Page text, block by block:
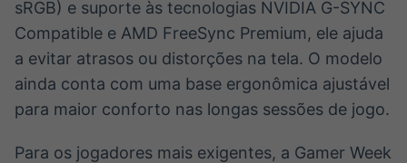
sRGB) e suporte às tecnologias NVIDIA G-SYNC
Compatible e AMD FreeSync Premium, ele ajuda
a evitar atrasos ou distorções na tela. O modelo
ainda conta com uma base ergonômica ajustável
para maior conforto nas longas sessões de jogo.
Para os jogadores mais exigentes, a Gamer Week